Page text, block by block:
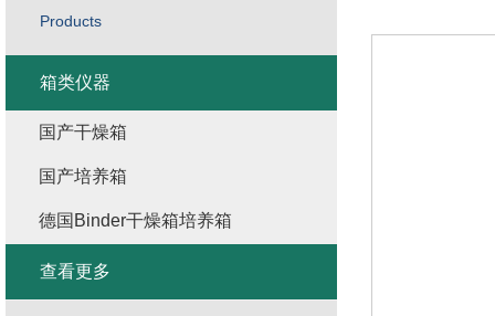
Products
箱类仪器
国产干燥箱
国产培养箱
德国Binder干燥箱培养箱
查看更多